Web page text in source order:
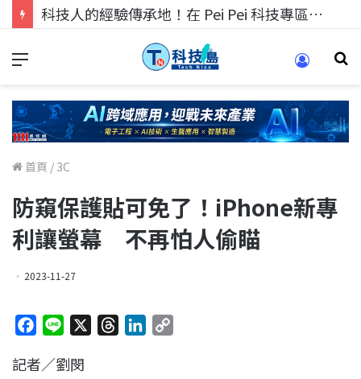
科技人找工作，就到TECH+ 科技專區!
首頁 / 3C
防窺保護貼可免了！iPhone新專
利讓螢幕 不再怕人偷瞄
2023-11-27
c
n
記者／劉閔